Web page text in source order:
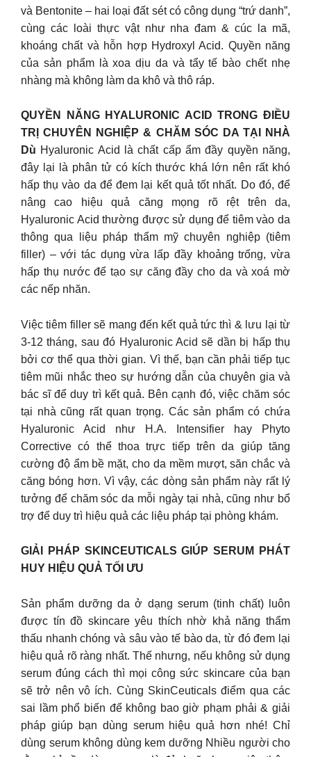
và Bentonite – hai loại đất sét có công dụng “trứ danh”,
cùng các loài thực vật như nha đam & cúc la mã,
khoáng chất và hỗn hợp Hydroxyl Acid. Quyền năng
của sản phẩm là xoa dịu da và tẩy tế bào chết nhẹ
nhàng mà không làm da khô và thô ráp.
QUYỀN NĂNG HYALURONIC ACID TRONG ĐIỀU
TRỊ CHUYÊN NGHIỆP & CHĂM SÓC DA TẠI NHÀ
Dù Hyaluronic Acid là chất cấp ẩm đầy quyền năng,
đây lại là phân tử có kích thước khá lớn nên rất khó
hấp thụ vào da để đem lại kết quả tốt nhất. Do đó, để
nâng cao hiệu quả căng mọng rõ rệt trên da,
Hyaluronic Acid thường được sử dụng để tiêm vào da
thông qua liệu pháp thẩm mỹ chuyên nghiệp (tiêm
filler) – với tác dụng vừa lấp đầy khoảng trống, vừa
hấp thụ nước để tạo sự căng đầy cho da và xoá mờ
các nếp nhăn.
Việc tiêm filler sẽ mang đến kết quả tức thì & lưu lại từ
3-12 tháng, sau đó Hyaluronic Acid sẽ dần bị hấp thụ
bởi cơ thể qua thời gian. Vì thế, bạn cần phải tiếp tục
tiêm mũi nhắc theo sự hướng dẫn của chuyên gia và
bác sĩ để duy trì kết quả. Bên cạnh đó, việc chăm sóc
tại nhà cũng rất quan trọng. Các sản phẩm có chứa
Hyaluronic Acid như H.A. Intensifier hay Phyto
Corrective có thể thoa trực tiếp trên da giúp tăng
cường độ ẩm bề mặt, cho da mềm mượt, săn chắc và
căng bóng hơn. Vì vậy, các dòng sản phẩm này rất lý
tưởng để chăm sóc da mỗi ngày tại nhà, cũng như bổ
trợ để duy trì hiệu quả các liệu pháp tại phòng khám.
GIẢI PHÁP SKINCEUTICALS GIÚP SERUM PHÁT
HUY HIỆU QUẢ TỐI ƯU
Sản phẩm dưỡng da ở dạng serum (tinh chất) luôn
được tín đồ skincare yêu thích nhờ khả năng thẩm
thấu nhanh chóng và sâu vào tế bào da, từ đó đem lại
hiệu quả rõ ràng nhất. Thế nhưng, nếu không sử dụng
serum đúng cách thì mọi công sức skincare của bạn
sẽ trở nên vô ích. Cùng SkinCeuticals điểm qua các
sai lầm phổ biến để không bao giờ phạm phải & giải
pháp giúp bạn dùng serum hiệu quả hơn nhé! Chỉ
dùng serum không dùng kem dưỡng Nhiều người cho